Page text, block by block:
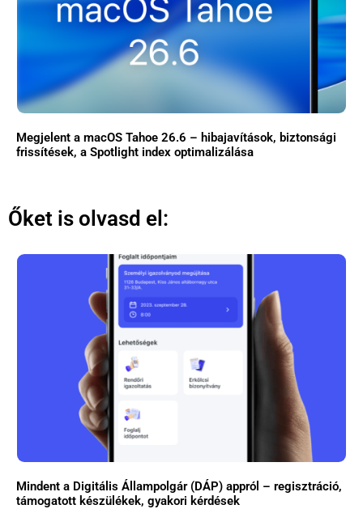
Megjelent a macOS Tahoe 26.6 – hibajavítások, biztonsági
frissítések, a Spotlight index optimalizálása
Őket is olvasd el:
Mindent a Digitális Állampolgár (DÁP) appról – regisztráció,
támogatott készülékek, gyakori kérdések